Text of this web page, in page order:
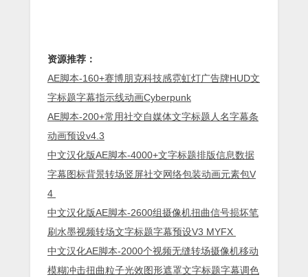
资源推荐：
AE脚本-160+赛博朋克科技感霓虹灯广告牌HUD文
字标题字幕指示线动画Cyberpunk
AE脚本-200+常用社交自媒体文字标题人名字幕条
动画预设v4.3
中文汉化版AE脚本-4000+文字标题排版信息数据
字幕图标背景转场竖屏社交网络包装动画元素包V
4
中文汉化版AE脚本-2600组摄像机扭曲信号损坏笔
刷水墨视频转场文字标题字幕预设V3 MYFX
中文汉化AE脚本-2000个视频无缝转场摄像机移动
模糊冲击扭曲粒子光效图形遮罩文字标题字幕调色